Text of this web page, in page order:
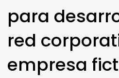
para
red
empresa